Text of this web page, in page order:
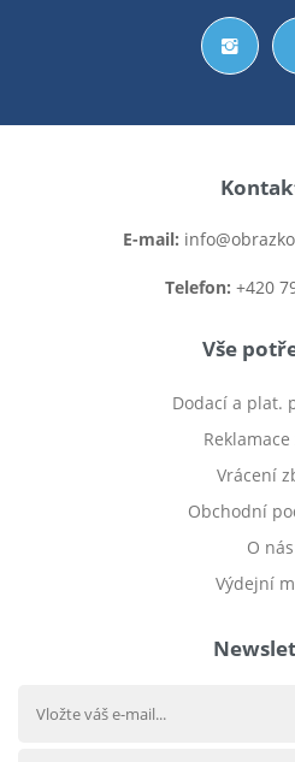
E-mail:
Telefon: +420
Vše
Dodací a plat.
Vrácení
Obchodní
O nás
Výdejní